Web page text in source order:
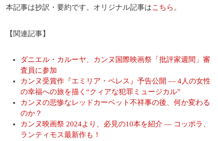
本記事は抄訳・要約です。オリジナル記事はこちら。
【関連記事】
ダニエル・カルーヤ、カンヌ国際映画祭「批評家週間」審
査員に参加
カンヌ受賞作『エミリア・ペレス』予告公開 ― 4人の女性
の幸福への旅を描く“クィアな犯罪ミュージカル”
カンヌの悲惨なレッドカーペット不祥事の後、何か変わる
のか？
カンヌ映画祭 2024より、必見の10本を紹介 ― コッポラ、
ランティモス最新作も！